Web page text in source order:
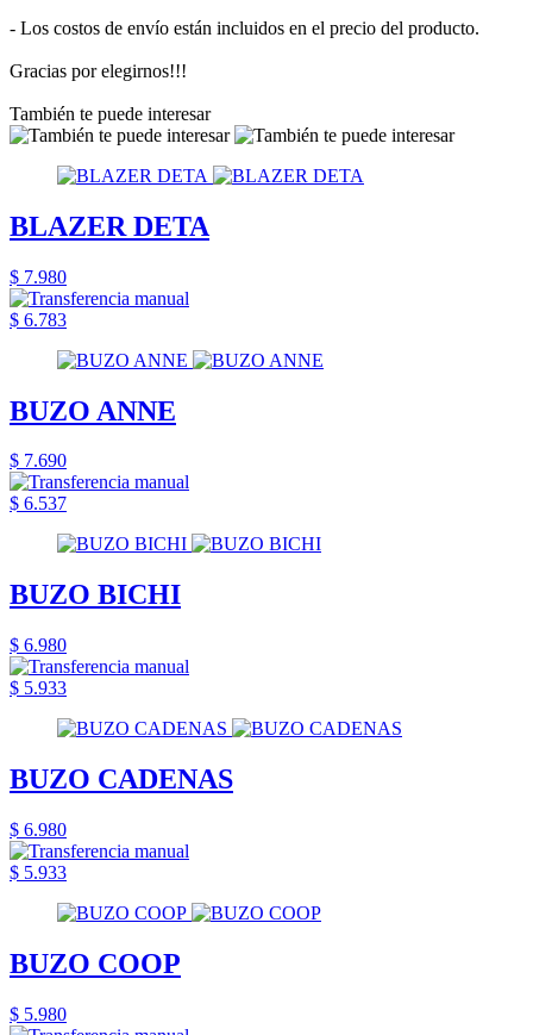
- Los costos de envío están incluidos en el precio del producto.
Gracias por elegirnos!!!
También te puede interesar
BLAZER DETA
$ 7.980
$ 6.783
BUZO ANNE
$ 7.690
$ 6.537
BUZO BICHI
$ 6.980
$ 5.933
BUZO CADENAS
$ 6.980
$ 5.933
BUZO COOP
$ 5.980